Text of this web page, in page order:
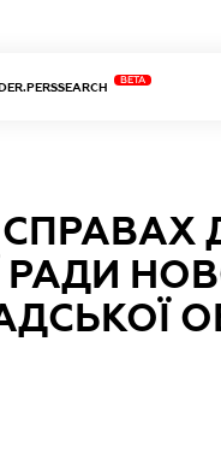
BETA
РАДИ